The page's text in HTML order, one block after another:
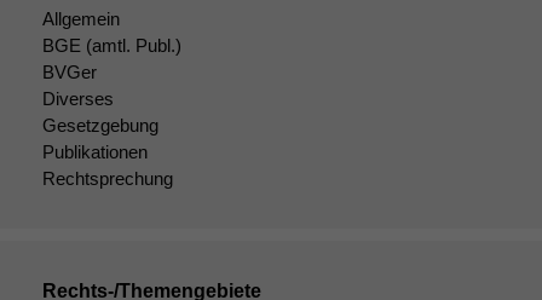
Allgemein
BGE (amtl. Publ.)
BVGer
Diverses
Gesetzgebung
Publikationen
Rechtsprechung
Rechts-/Themengebiete